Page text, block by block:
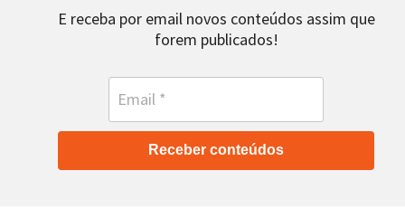
E receba por email novos conteúdos assim que
forem publicados!
Receber conteúdos